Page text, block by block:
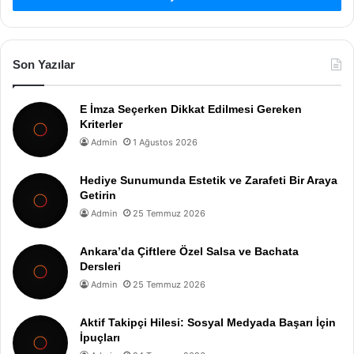
Son Yazılar
E İmza Seçerken Dikkat Edilmesi Gereken
Kriterler
Admin 1 Ağustos 2026
Hediye Sunumunda Estetik ve Zarafeti Bir Araya
Getirin
Admin 25 Temmuz 2026
Ankara’da Çiftlere Özel Salsa ve Bachata
Dersleri
Admin 25 Temmuz 2026
Aktif Takipçi Hilesi: Sosyal Medyada Başarı İçin
İpuçları